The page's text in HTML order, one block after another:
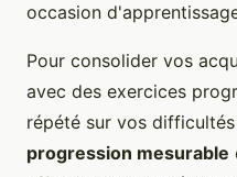
occasion
Pour consolider vos
avec des exercices
répété sur vos
progression mesurable